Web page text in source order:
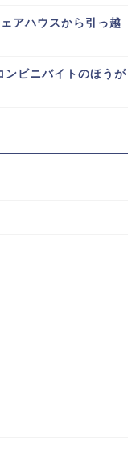
アハウスから引っ越
ンビニバイトのほうが